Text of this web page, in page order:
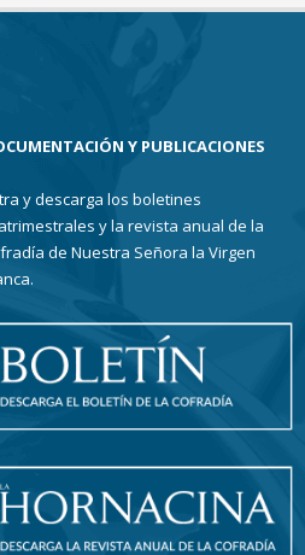
Y PUBLICACIONES
y descarga los boletines
y la revista anual de la
de Nuestra Señora la Virgen